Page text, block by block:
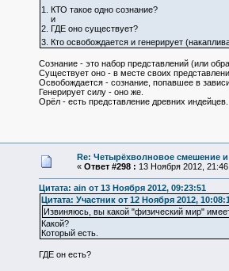
1. КТО такое одно сознание?
и
2. ГДЕ оно существует?
3. Кто освобождается и генерирует
Сознание - это набор представлений (или
Существует оно - в месте своих
Освобождается - сознание, попавшее в
Генерирует силу - оно же.
Орёл - есть представление древних индейцев.
Re: Четырёхволновое смешение и
« Ответ #298 : 13 Ноября 2012,
Цитата: ain от 13 Ноября 2012, 09:23:51
Цитата: Участник от 12 Ноября 2012,
Извиняюсь, вы какой "физический мир"
Какой?
Который есть.
ГДЕ он есть?